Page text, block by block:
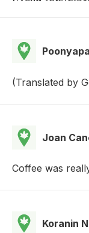
(Translated by
Joan
Coffee was
Koranin